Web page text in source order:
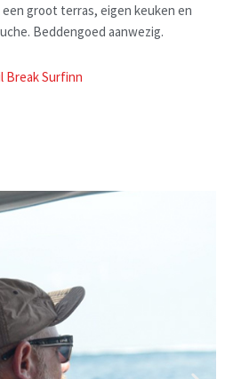
groot terras, eigen keuken en
Beddengoed aanwezig.
Break Surfinn